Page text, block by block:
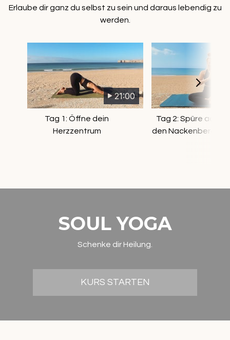
Erlaube dir ganz du selbst zu sein und daraus lebendig zu
werden.
21:00
Tag 1: Öffne dein
Herzzentrum
Tag 2: Spüre
den Nackenbereich
SOUL YOGA
Schenke dir Heilung.
KURS STARTEN